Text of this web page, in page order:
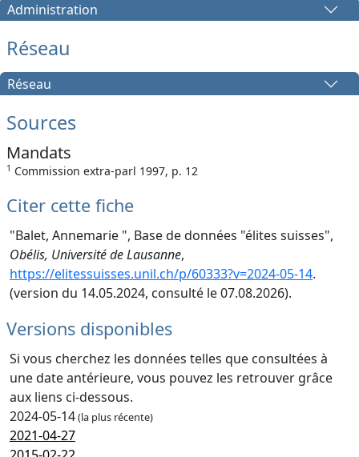
Administration
Réseau
Réseau
Sources
Mandats
1 Commission extra-parl 1997, p. 12
Citer cette fiche
"Balet, Annemarie ", Base de données "élites suisses",
Obélis, Université de Lausanne,
https://elitessuisses.unil.ch/p/60333?v=2024-05-14.
(version du 14.05.2024, consulté le 07.08.2026).
Versions disponibles
Si vous cherchez les données telles que consultées à
une date antérieure, vous pouvez les retrouver grâce
aux liens ci-dessous.
2024-05-14(la plus récente)
2021-04-27